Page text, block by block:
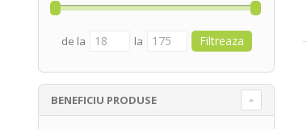
de la la
BENEFICIU PRODUSE